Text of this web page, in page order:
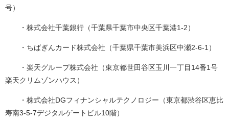
号）
・株式会社千葉銀行（千葉県千葉市中央区千葉港1-2）
・ちばぎんカード株式会社（千葉県千葉市美浜区中瀬2-6-1）
・楽天グループ株式会社（東京都世田谷区玉川一丁目14番1号
楽天クリムゾンハウス）
・株式会社DGフィナンシャルテクノロジー（東京都渋谷区恵比
寿南3-5-7デジタルゲートビル10階）